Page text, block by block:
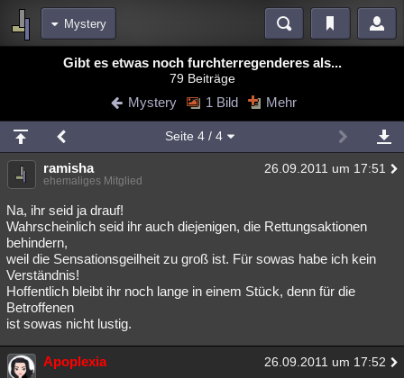
Mystery
Blogs
Chat Wiki Neuigkeiten
meine Rubriken
Menschen Mystery Kriminalfälle
Spiritualität Verschwörungen
Natur
weitere Rubriken
Philosophie Träume Orte Esoterik Literatur
Astronomie Helpdesk
Musik Clash Allmystery English
Gibt es etwas noch furchterregenderes als...
79 Beiträge
Mystery 1 Bild Mehr
Seite 4/ 4
ramisha 26.09.2011 um 17:51
ehemaliges Mitglied
Na, ihr seid ja drauf!
Wahrscheinlich seid ihr auch diejenigen, die Rettungsaktionen
behindern,
weil die Sensationsgeilheit zu groß ist. Für sowas habe ich kein
Verständnis!
Hoffentlich bleibt ihr noch lange in einem Stück, denn für die
Betroffenen
ist sowas nicht lustig.
Apoplexia 26.09.2011 um 17:52